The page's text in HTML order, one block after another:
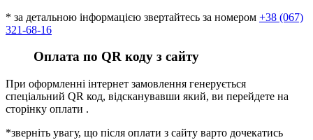
* за детальною інформацією звертайтесь за номером +38 (067)
321-68-16
Оплата по QR коду з сайту
При оформленні інтернет замовлення генерується
спеціальний QR код, відсканувавши який, ви перейдете на
сторінку оплати .
*зверніть увагу, що після оплати з сайту варто дочекатись